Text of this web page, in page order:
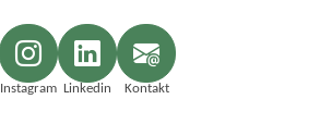
Instagram Linkedin Kontakt